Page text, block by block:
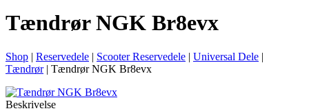
Tændrør NGK Br8evx
Shop | Reservedele | Scooter Reservedele | Universal Dele |
Tændrør| Tændrør NGK Br8evx
Beskrivelse